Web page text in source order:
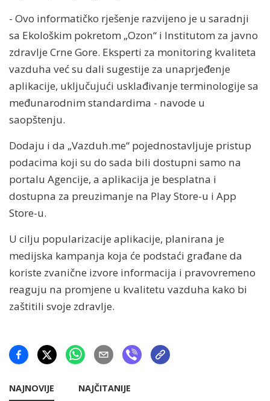
- Ovo informatičko rješenje razvijeno je u saradnji
sa Ekološkim pokretom „Ozon“ i Institutom za javno
zdravlje Crne Gore. Eksperti za monitoring kvaliteta
vazduha već su dali sugestije za unaprjeđenje
aplikacije, uključujući usklađivanje terminologije sa
međunarodnim standardima - navode u
saopštenju.
Dodaju i da „Vazduh.me“ pojednostavljuje pristup
podacima koji su do sada bili dostupni samo na
portalu Agencije, a aplikacija je besplatna i
dostupna za preuzimanje na Play Store-u i App
Store-u.
U cilju popularizacije aplikacije, planirana je
medijska kampanja koja će podstaći građane da
koriste zvanične izvore informacija i pravovremeno
reaguju na promjene u kvalitetu vazduha kako bi
zaštitili svoje zdravlje.
NAJNOVIJE NAJČITANIJE